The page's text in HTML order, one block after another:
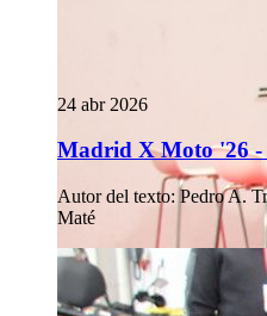
24 abr 2026
Madrid X Moto '26
Autor del texto: Pedro A.
Maté